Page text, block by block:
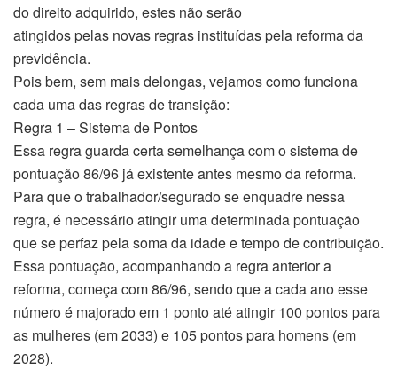
do direito adquirido, estes não serão
atingidos pelas novas regras instituídas pela reforma da
previdência.
Pois bem, sem mais delongas, vejamos como funciona
cada uma das regras de transição:
Regra 1 – Sistema de Pontos
Essa regra guarda certa semelhança com o sistema de
pontuação 86/96 já existente antes mesmo da reforma.
Para que o trabalhador/segurado se enquadre nessa
regra, é necessário atingir uma determinada pontuação
que se perfaz pela soma da idade e tempo de contribuição.
Essa pontuação, acompanhando a regra anterior a
reforma, começa com 86/96, sendo que a cada ano esse
número é majorado em 1 ponto até atingir 100 pontos para
as mulheres (em 2033) e 105 pontos para homens (em
2028).